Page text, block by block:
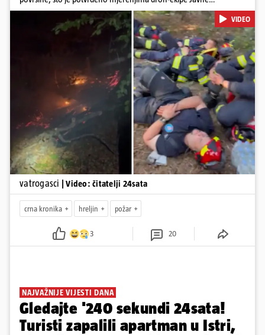
vatrogasne postrojbe grada Rijeke. Vatru je gasilo 55 ljudi sa 17
vozila te više DVD-ova i JVP Rijeka. Situacija je i dalje ozbiljna zbog
jakog vjetra koji povećava opasnost od razbuktavanja. Zato ostaju i
Pokretanje videa...
VIDEO
vatrogasci | Video: čitatelji 24sata
crna kronika hreljin požar
3 20
NAJVAŽNIJE VIJESTI DANA
Gledajte '240 sekundi 24sata!
Turisti zapalili apartman u Istri,